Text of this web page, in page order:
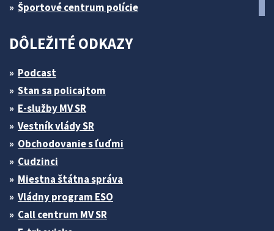
Športové centrum polície
DÔLEŽITÉ ODKAZY
Podcast
Stan sa policajtom
E-služby MV SR
Vestník vlády SR
Obchodovanie s ľuďmi
Cudzinci
Miestna štátna správa
Vládny program ESO
Call centrum MV SR